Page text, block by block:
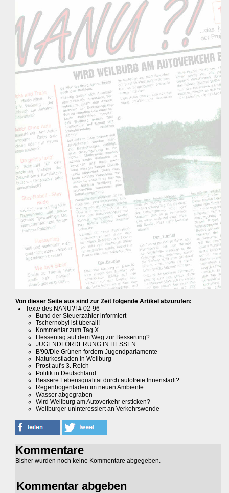
Von dieser Seite aus sind zur Zeit folgende Artikel abzurufen:
Texte des NANU?! # 02-96
Bund der Steuerzahler informiert
Tschernobyl ist überall!
Kommentar zum Tag X
Hessentag auf dem Weg zur Besserung?
JUGENDFÖRDERUNG IN HESSEN
B'90/Die Grünen fordern Jugendparlamente
Naturkostladen in Weilburg
Prost auf's 3. Reich
Politik in Deutschland
Bessere Lebensqualität durch autofreie Innenstadt?
Regenbogenladen im neuen Ambiente
Wasser abgegraben
Wird Weilburg am Autoverkehr ersticken?
Weilburger uninteressiert an Verkehrswende
Kommentare
Bisher wurden noch keine Kommentare abgegeben.
Kommentar abgeben